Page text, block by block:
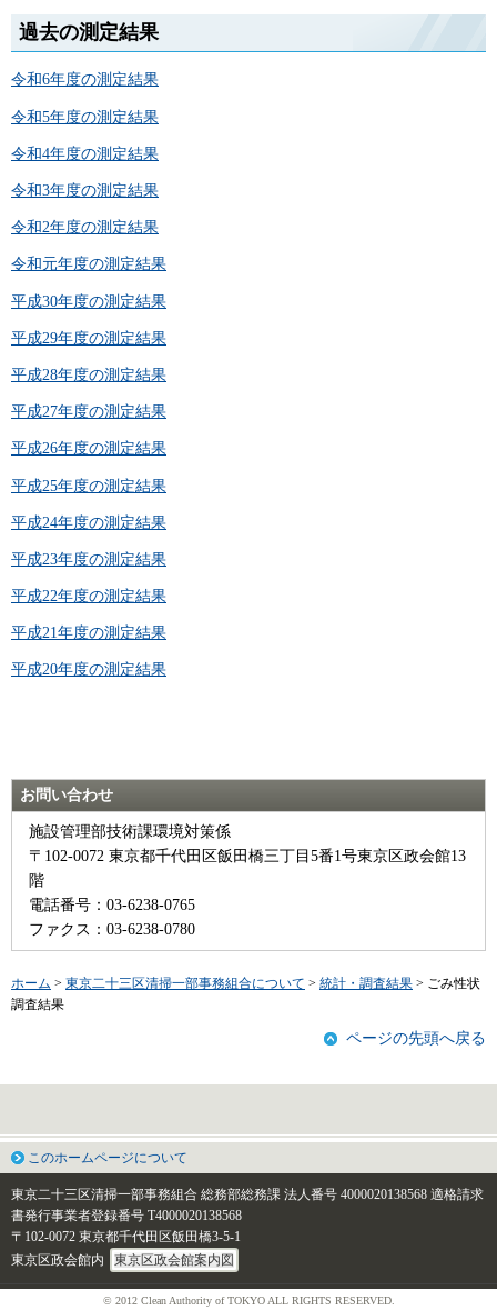
過去の測定結果
令和6年度の測定結果
令和5年度の測定結果
令和4年度の測定結果
令和3年度の測定結果
令和2年度の測定結果
令和元年度の測定結果
平成30年度の測定結果
平成29年度の測定結果
平成28年度の測定結果
平成27年度の測定結果
平成26年度の測定結果
平成25年度の測定結果
平成24年度の測定結果
平成23年度の測定結果
平成22年度の測定結果
平成21年度の測定結果
平成20年度の測定結果
お問い合わせ
施設管理部技術課環境対策係
〒102-0072 東京都千代田区飯田橋三丁目5番1号東京区政会館13
階
電話番号：03-6238-0765
ファクス：03-6238-0780
ホーム > 東京二十三区清掃一部事務組合について > 統計・調査結果 > ごみ性状
調査結果
ページの先頭へ戻る
このホームページについて
東京二十三区清掃一部事務組合 総務部総務課 法人番号 4000020138568 適格請求
書発行事業者登録番号 T4000020138568
〒102-0072 東京都千代田区飯田橋3-5-1
東京区政会館内
東京区政会館案内図
© 2012 Clean Authority of TOKYO ALL RIGHTS RESERVED.